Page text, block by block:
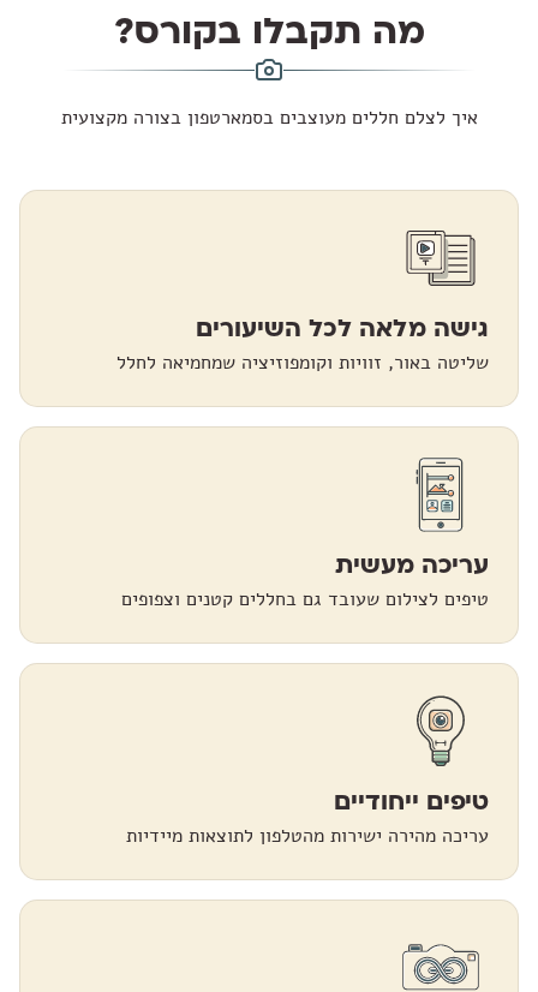
מה תקבלו בקורס?
איך לצלם חללים מעוצבים בסמארטפון בצורה מקצועית
גישה מלאה לכל השיעורים
שליטה באור, זוויות וקומפוזיציה שמחמיאה לחלל
עריכה מעשית
טיפים לצילום שעובד גם בחללים קטנים וצפופים
טיפים ייחודיים
עריכה מהירה ישירות מהטלפון לתוצאות מיידיות